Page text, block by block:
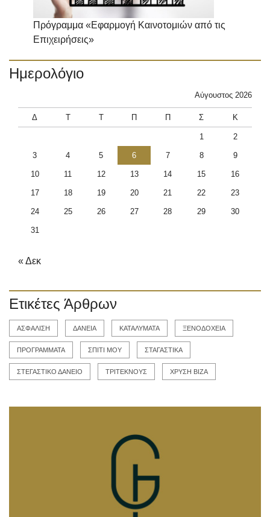
Πρόγραμμα «Εφαρμογή Καινοτομιών από τις
Επιχειρήσεις»
Ημερολόγιο
Αύγουστος 2026
Δ Τ Τ Π Π Σ Κ
1 2
3 4 5 6 7 8 9
10 11 12 13 14 15 16
17 18 19 20 21 22 23
24 25 26 27 28 29 30
31
« Δεκ
Ετικέτες Άρθρων
ΑΣΦΑΛΙΣΗ ΔΑΝΕΙΑ ΚΑΤΑΛΥΜΑΤΑ ΞΕΝΟΔΟΧΕΙΑ
ΠΡΟΓΡΑΜΜΑΤΑ ΣΠΙΤΙ ΜΟΥ ΣΤΑΓΑΣΤΙΚΑ
ΣΤΕΓΑΣΤΙΚΟ ΔΑΝΕΙΟ ΤΡΙΤΕΚΝΟΥΣ ΧΡΥΣΗ ΒΙΖΑ